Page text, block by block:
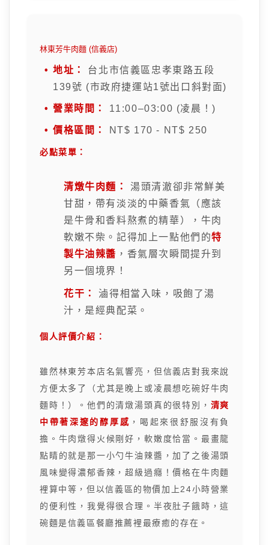
林東芳牛肉麵 (信義店)
地址：
台北市信義區忠孝東路五段
139號 (市政府捷運站1號出口斜對面)
營業時間： 11:00–03:00 (凌晨！)
價格區間： NT$ 170 - NT$ 250
必點菜單：
清燉牛肉麵：
湯頭清澈卻非常鮮美
甘甜，帶有淡淡的中藥香氣（應該
是牛骨和香料熬煮的精華），牛肉
軟嫩不柴。記得加上一點他們的特
製牛油辣醬 ，香氣層次瞬間提升到
另一個境界！
花干：
滷得相當入味，吸飽了湯
汁，是經典配菜。
個人評價介紹：
雖然林東芳本店名氣響亮，但信義店對我來說
方便太多了（尤其是晚上或凌晨想吃碗好牛肉
麵時！）。他們的清燉湯頭真的很特別， 清爽
中帶著深邃的醇厚感 ，喝起來很舒服沒有負
擔。牛肉燉得火候剛好，軟嫩度恰當。最畫龍
點睛的就是那一小勺牛油辣醬，加了之後湯頭
風味變得濃郁香辣，超級過癮！價格在牛肉麵
裡算中等，但以信義區的物價加上24小時營業
的便利性，我覺得很合理。半夜肚子餓時，這
碗麵是信義區餐廳推薦裡最療癒的存在。